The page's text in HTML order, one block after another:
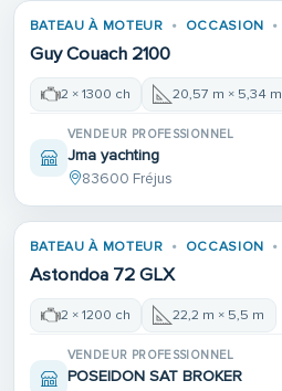
BATEAU À MOTEUR OCCASION
Guy Couach 2100
2 × 1300 ch 20,57 m × 5,34 m
VENDEUR PROFESSIONNEL
Jma yachting
83600 Fréjus
BATEAU À MOTEUR OCCASION
Astondoa 72 GLX
2 × 1200 ch 22,2 m × 5,5 m
VENDEUR PROFESSIONNEL
POSEIDON SAT BROKER